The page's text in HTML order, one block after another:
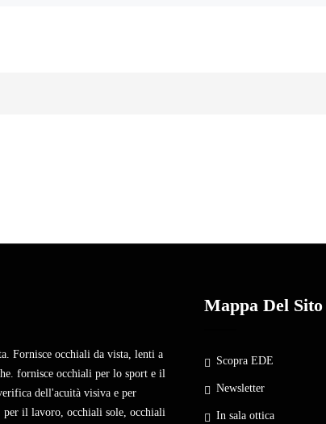
Fornisce occhiali da vista, lenti a
fornisce occhiali per lo sport e il
dell'acuità visiva e per
il lavoro, occhiali sole, occhiali
Mappa Del Sito
Scopra EDE
Newsletter
In sala ottica